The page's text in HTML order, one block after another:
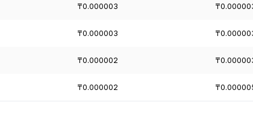
₸0.000003
₸0.000003
₸0.000002
₸0.000002